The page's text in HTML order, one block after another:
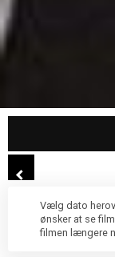
Vælg dato
ønsker at se
filmen længere